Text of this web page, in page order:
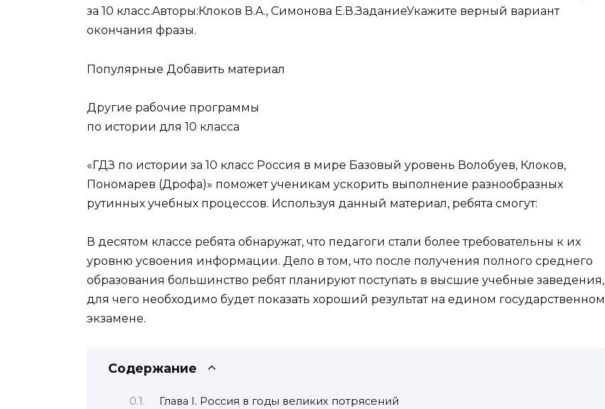
за 10 класс.Aвторы:Клоков В.А., Симонова Е.В.ЗаданиеУкажите верный вариант
окончания фразы.
Популярные Добавить материал
Другие рабочие программы
по истории для 10 класса
«ГДЗ по истории за 10 класс Россия в мире Базовый уровень Волобуев, Клоков,
Пономарев (Дрофа)» поможет ученикам ускорить выполнение разнообразных
рутинных учебных процессов. Используя данный материал, ребята смогут:
В десятом классе ребята обнаружат, что педагоги стали более требовательны к их
уровню усвоения информации. Дело в том, что после получения полного среднего
образования большинство ребят планируют поступать в высшие учебные заведения,
для чего необходимо будет показать хороший результат на едином государственном
экзамене.
Содержание
Глава I. Россия в годы великих потрясений